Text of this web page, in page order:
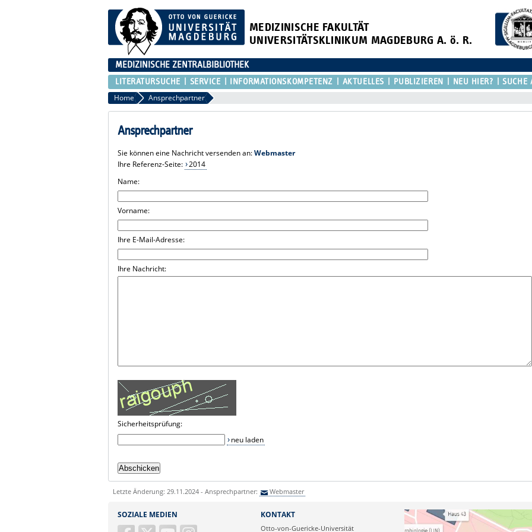
MEDIZINISCHE FAKULTÄT
UNIVERSITÄTSKLINIKUM MAGDEBURG A. ö. R.
MEDIZINISCHE ZENTRALBIBLIOTHEK
LITERATURSUCHE SERVICE INFORMATIONSKOMPETENZ AKTUELLES PUBLIZIEREN NEU HIER? SUCHE
Home Ansprechpartner
Ansprechpartner
Sie können eine Nachricht versenden an:Webmaster
Ihre Referenz-Seite: 2014
Name:
Vorname:
Ihre E-Mail-Adresse:
Ihre Nachricht:
Sicherheitsprüfung:
neu laden
Letzte Änderung: 29.11.2024 - Ansprechpartner: Webmaster
SOZIALE MEDIEN KONTAKT
Otto-von-Guericke-Universität